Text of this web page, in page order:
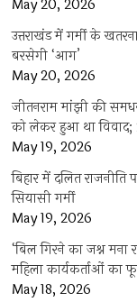
May 20, 2026
उत्तराखंड में गर्मी के
बरसेगी ‘आग’
May 20, 2026
जीतनराम मांझी की
को लेकर हुआ था
May 19, 2026
बिहार में दलित
सियासी गर्मी
May 19, 2026
‘बिल गिरने का जश्न मना
महिला कार्यकर्ताओं का
May 18, 2026